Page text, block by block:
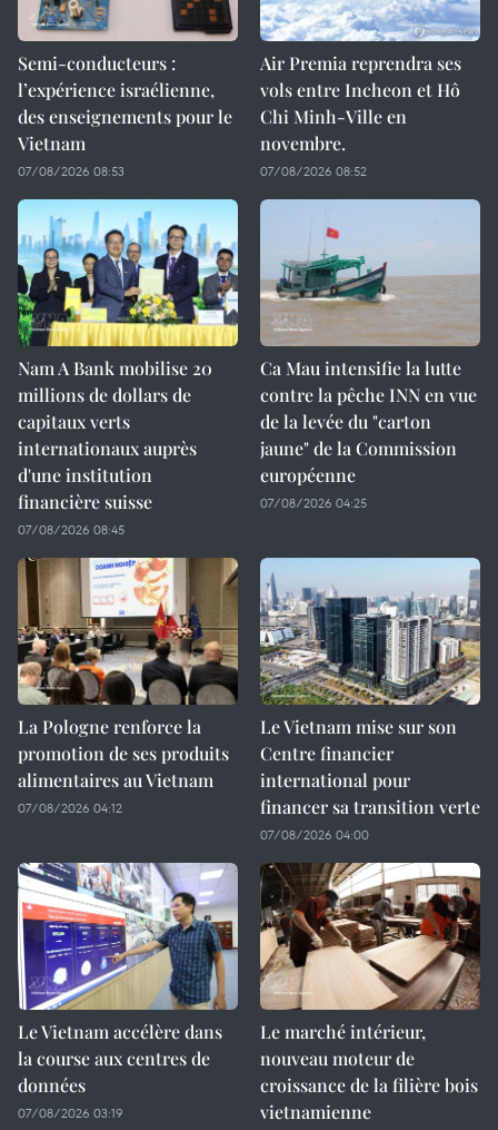
Semi-conducteurs :
l’expérience israélienne,
des enseignements pour le
Vietnam
07/08/2026 08:53
Air Premia reprendra ses
vols entre Incheon et Hô
Chi Minh-Ville en
novembre.
07/08/2026 08:52
Nam A Bank mobilise 20
millions de dollars de
capitaux verts
internationaux auprès
d'une institution
financière suisse
07/08/2026 08:45
Ca Mau intensifie la lutte
contre la pêche INN en vue
de la levée du "carton
jaune" de la Commission
européenne
07/08/2026 04:25
La Pologne renforce la
promotion de ses produits
alimentaires au Vietnam
07/08/2026 04:12
Le Vietnam mise sur son
Centre financier
international pour
financer sa transition verte
07/08/2026 04:00
Le Vietnam accélère dans
la course aux centres de
données
07/08/2026 03:19
Le marché intérieur,
nouveau moteur de
croissance de la filière bois
vietnamienne